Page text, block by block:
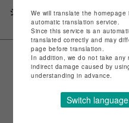
シェアするWe will translate the
automatic translation service.
Since this service is an
translated correctly and may
page before translation.
In addition, we do not take any
indirect damage caused by
understanding in advance.
Switch language